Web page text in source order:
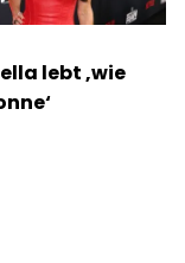
lebt ‚wie